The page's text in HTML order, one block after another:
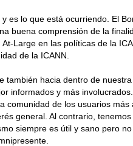
es lo que está ocurriendo. El
buena comprensión de la
Large en las políticas de la
de la ICANN.
también hacia dentro de
informados y más
comunidad de los usuarios
general. Al contrario,
siempre es útil y sano pero